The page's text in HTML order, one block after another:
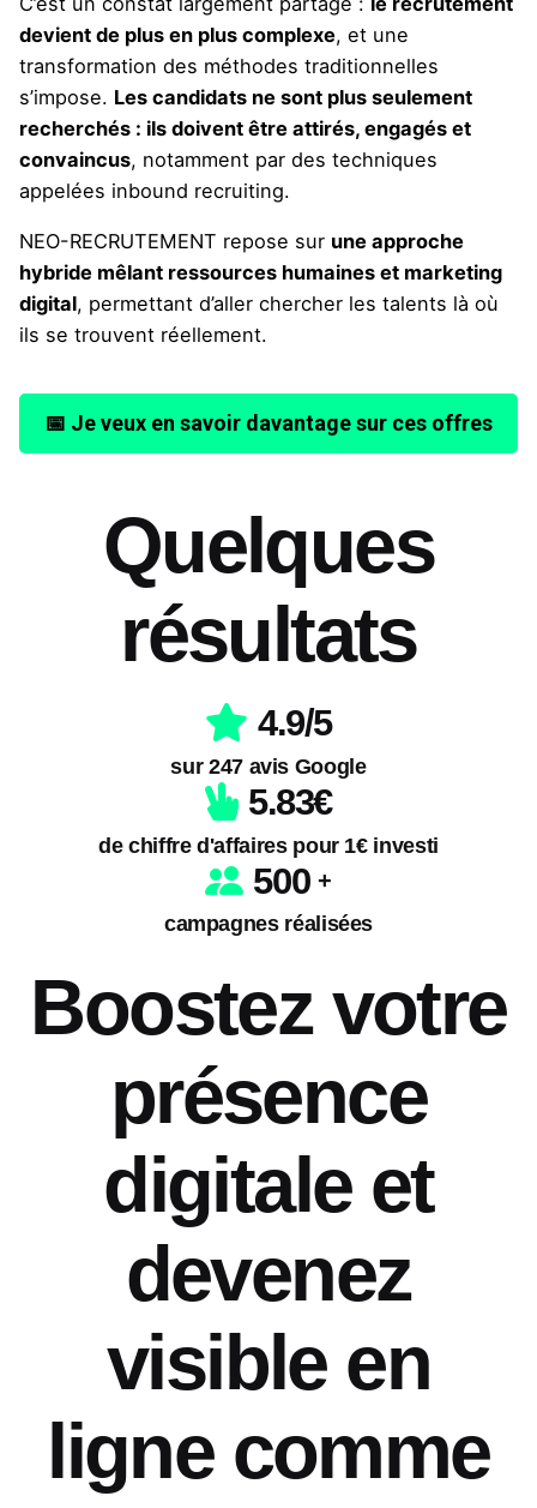
devient de plus en plus complexe, et une
transformation des méthodes traditionnelles
s’impose. Les candidats ne sont plus seulement
recherchés : ils doivent être attirés, engagés et
convaincus, notamment par des techniques
appelées inbound recruiting.
NEO-RECRUTEMENT repose sur une approche
hybride mêlant ressources humaines et marketing
digital, permettant d’aller chercher les talents là où
ils se trouvent réellement.
📅 Je veux en savoir davantage sur ces offres
Quelques
résultats
4.9/5
sur 247 avis Google
5.83€
de chiffre d'affaires pour 1€ investi
500
campagnes réalisées
Boostez votre
présence
digitale et
devenez
visible en
ligne comme